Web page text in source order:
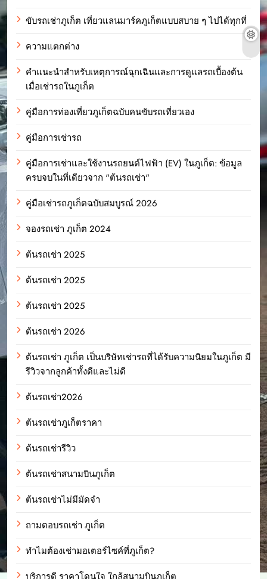
ขับรถเช่าภูเก็ต เที่ยวแลนมาร์คภูเก็ตแบบสบาย ๆ ไปได้ทุกที่
ความแตกต่าง
คำแนะนำสำหรับเหตุการณ์ฉุกเฉินและการดูแลรถเบื้องต้น
เมื่อเช่ารถในภูเก็ต
คู่มือการท่องเที่ยวภูเก็ตฉบับคนขับรถเที่ยวเอง
คู่มือการเช่ารถ
คู่มือการเช่าและใช้งานรถยนต์ไฟฟ้า (EV) ในภูเก็ต: ข้อมูล
ครบจบในที่เดียวจาก "ต้นรถเช่า"
คู่มือเช่ารถภูเก็ตฉบับสมบูรณ์ 2026
จองรถเช่า ภูเก็ต 2024
ต้นรถเช่า 2025
ต้นรถเช่า 2025
ต้นรถเช่า 2025
ต้นรถเช่า 2026
ต้นรถเช่า ภูเก็ต เป็นบริษัทเช่ารถที่ได้รับความนิยมในภูเก็ต มี
รีวิวจากลูกค้าทั้งดีและไม่ดี
ต้นรถเช่า2026
ต้นรถเช่าภูเก็ตราคา
ต้นรถเช่ารีวิว
ต้นรถเช่าสนามบินภูเก็ต
ต้นรถเช่าไม่มีมัดจำ
ถามตอบรถเช่า ภูเก็ต
ทำไมต้องเช่ามอเตอร์ไซค์ที่ภูเก็ต?